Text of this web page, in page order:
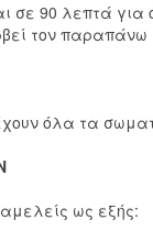
σε 90 λεπτά για
τον
όλα τα
ως εξής: